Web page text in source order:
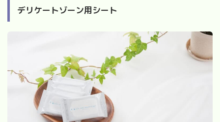
デリケートゾーン用シート